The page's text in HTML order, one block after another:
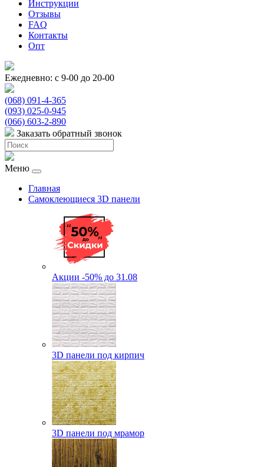
Инструкции
Отзывы
FAQ
Контакты
Опт
Ежедневно: с 9-00 до 20-00
(068) 091-4-365
(093) 025-0-945
(066) 603-2-890
Заказать обратный звонок
Меню
Главная
Самоклеющиеся 3D панели
Акции -50% до 31.08
3D панели под кирпич
3D панели под мрамор